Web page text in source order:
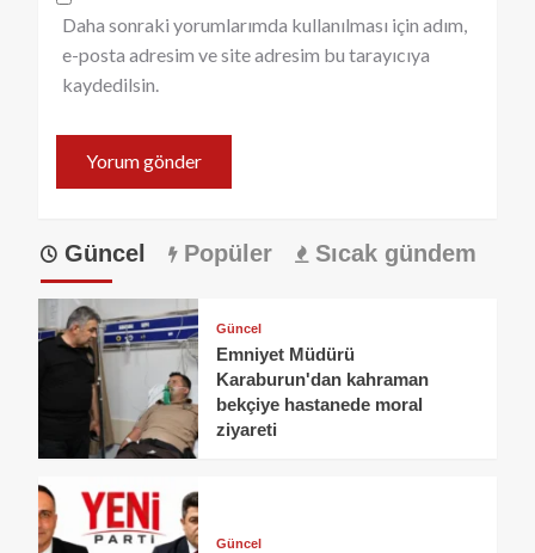
Daha sonraki yorumlarımda kullanılması için adım,
e-posta adresim ve site adresim bu tarayıcıya
kaydedilsin.
Güncel Popüler Sıcak gündem
Güncel
Emniyet Müdürü
Karaburun'dan kahraman
bekçiye hastanede moral
ziyareti
Güncel